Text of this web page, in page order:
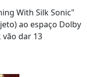
With Silk Sonic"
ao espaço Dolby
vão dar 13